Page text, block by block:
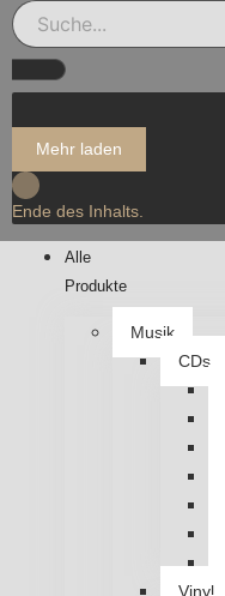
Mehr laden
Ende des Inhalts.
Alle
Produkte
Musik
CDs
Vinyl